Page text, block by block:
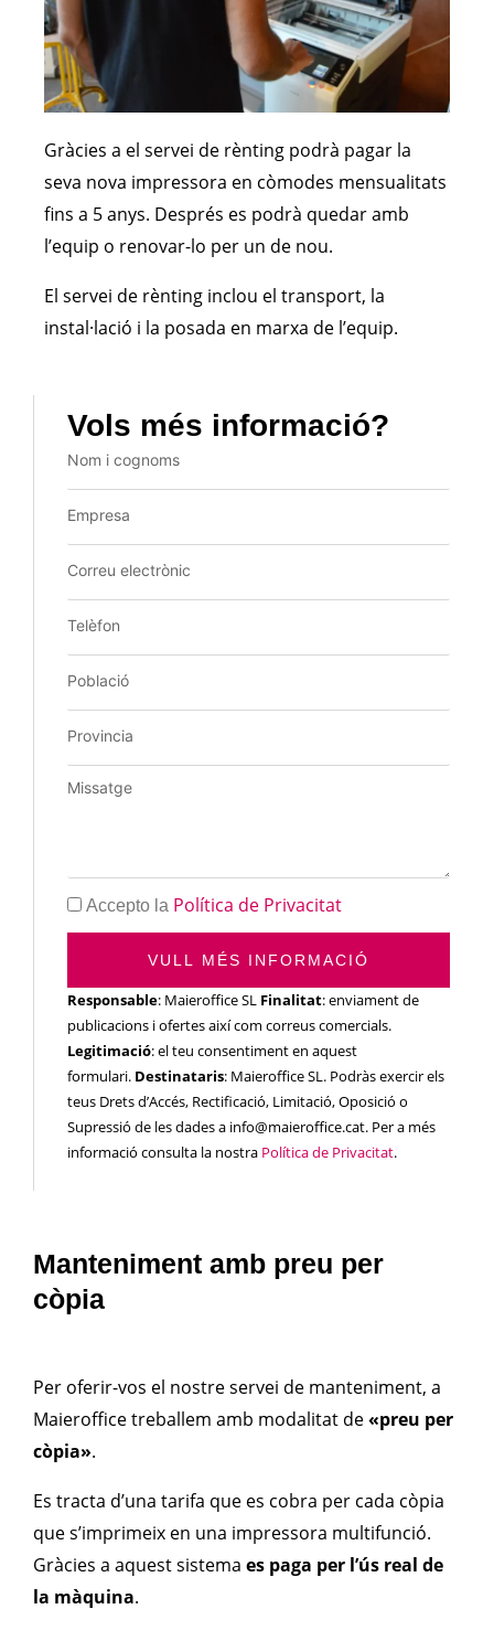
Gràcies a el servei de rènting podrà pagar la
seva nova impressora en còmodes mensualitats
fins a 5 anys. Després es podrà quedar amb
l’equip o renovar-lo per un de nou.
El servei de rènting inclou el transport, la
instal·lació i la posada en marxa de l’equip.
Vols més informació?
Accepto la Política de Privacitat
VULL MÉS INFORMACIÓ
Responsable: Maieroffice SL Finalitat: enviament de
publicacions i ofertes així com correus comercials.
Legitimació: el teu consentiment en aquest
formulari. Destinataris: Maieroffice SL. Podràs exercir els
teus Drets d’Accés, Rectificació, Limitació, Oposició o
Supressió de les dades a info@maieroffice.cat. Per a més
informació consulta la nostra Política de Privacitat.
Manteniment amb preu per
còpia
Per oferir-vos el nostre servei de manteniment, a
Maieroffice treballem amb modalitat de«preu per
còpia».
Es tracta d’una tarifa que es cobra per cada còpia
que s’imprimeix en una impressora multifunció.
Gràcies a aquest sistema es paga per l’ús real de
la màquina.